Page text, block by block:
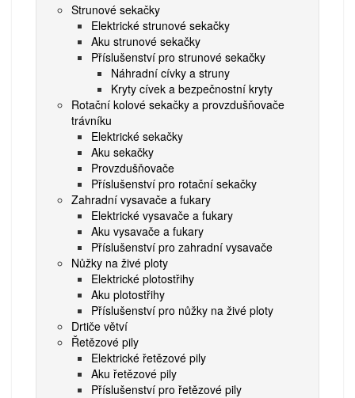
Strunové sekačky
Elektrické strunové sekačky
Aku strunové sekačky
Příslušenství pro strunové sekačky
Náhradní cívky a struny
Kryty cívek a bezpečnostní kryty
Rotační kolové sekačky a provzdušňovače
trávníku
Elektrické sekačky
Aku sekačky
Provzdušňovače
Příslušenství pro rotační sekačky
Zahradní vysavače a fukary
Elektrické vysavače a fukary
Aku vysavače a fukary
Příslušenství pro zahradní vysavače
Nůžky na živé ploty
Elektrické plotostřihy
Aku plotostřihy
Příslušenství pro nůžky na živé ploty
Drtiče větví
Řetězové pily
Elektrické řetězové pily
Aku řetězové pily
Příslušenství pro řetězové pily